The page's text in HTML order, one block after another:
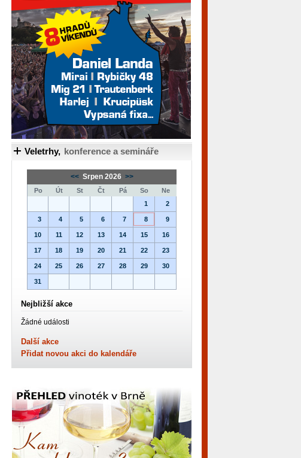
Veletrhy, konference a semináře
<< Srpen 2026 >>
Po Út St Čt Pá So
Ne
1
2
3 4 5 6 7 8 9
10 11 12 13 14 15 16
17 18 19 20 21 22 23
24 25 26 27 28 29 30
31
Nejbližší akce
Žádné události
Další akce
Přidat novou akci do kalendáře